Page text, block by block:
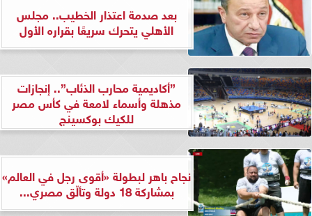
بعد صدمة اعتذار الخطيب.. مجلس
الأهلي يتحرك سريعًا بقراره الأول
”أكاديمية محارب الذئاب”.. إنجازات
مذهلة وأسماء لامعة في كأس مصر
للكيك بوكسينج
نجاح باهر لبطولة «أقوى رجل في العالم»
بمشاركة 18 دولة وتألّق مصري...